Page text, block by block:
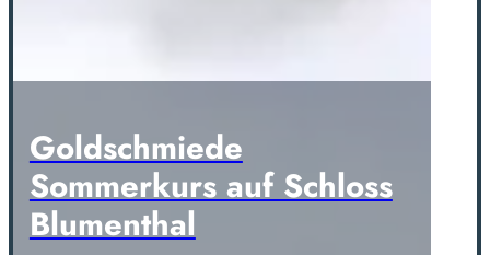
Goldschmiede
Sommerkurs auf Schloss
Blumenthal